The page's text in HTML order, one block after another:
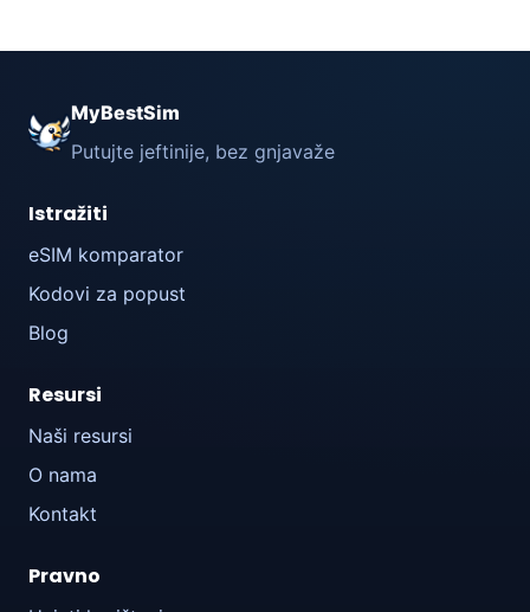
MyBestSim
Putujte jeftinije, bez gnjavaže
Istražiti
eSIM komparator
Kodovi za popust
Blog
Resursi
Naši resursi
O nama
Kontakt
Pravno